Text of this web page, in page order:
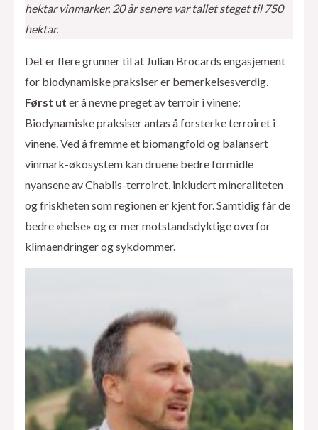
hektar vinmarker. 20 år senere var tallet steget til 750
hektar.
Det er flere grunner til at Julian Brocards engasjement
for biodynamiske praksiser er bemerkelsesverdig.
Først ut er å nevne preget av terroir i vinene:
Biodynamiske praksiser antas å forsterke terroiret i
vinene. Ved å fremme et biomangfold og balansert
vinmark-økosystem kan druene bedre formidle
nyansene av Chablis-terroiret, inkludert mineraliteten
og friskheten som regionen er kjent for. Samtidig får de
bedre «helse» og er mer motstandsdyktige overfor
klimaendringer og sykdommer.